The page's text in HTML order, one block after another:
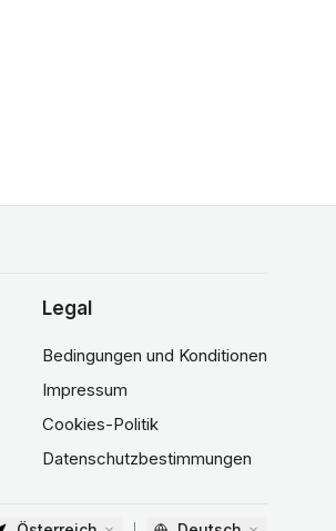
Legal
Bedingungen und Konditionen
Impressum
Cookies-Politik
Datenschutzbestimmungen